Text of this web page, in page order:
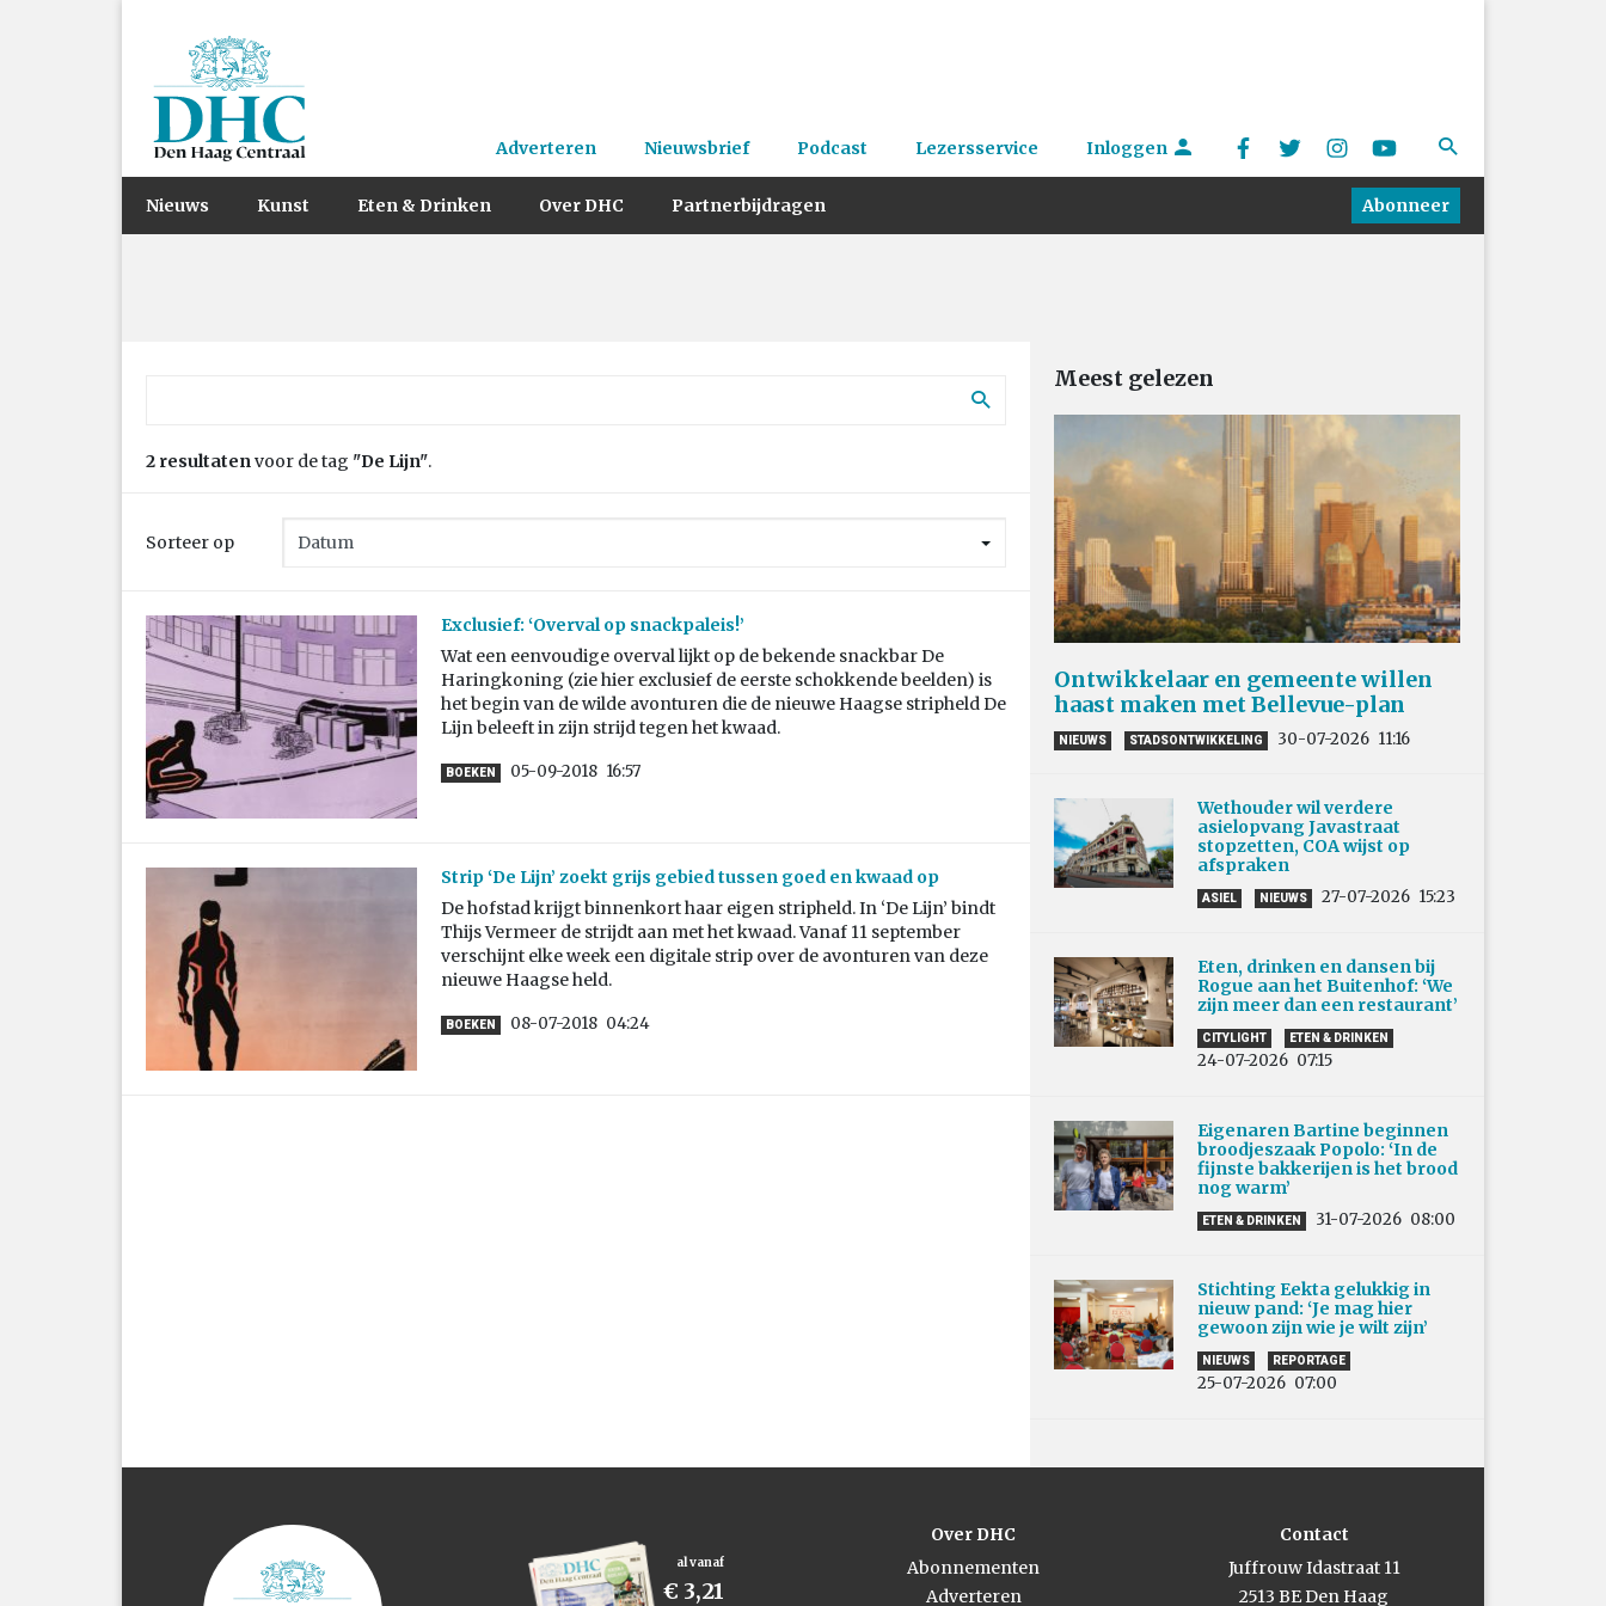
Adverteren Nieuwsbrief Podcast Lezersservice Inloggen
Nieuws Kunst Eten & Drinken Over DHC Partnerbijdragen Abonneer
2 resultatenvoor de tag "De Lijn".
Sorteer op
Exclusief: ‘Overval op snackpaleis!’
Wat een eenvoudige overval lijkt op de bekende snackbar De
Haringkoning (zie hier exclusief de eerste schokkende beelden) is
het begin van de wilde avonturen die de nieuwe Haagse stripheld De
Lijn beleeft in zijn strijd tegen het kwaad.
BOEKEN 05-09-2018 16:57
Strip ‘De Lijn’ zoekt grijs gebied tussen goed en kwaad op
De hofstad krijgt binnenkort haar eigen stripheld. In ‘De Lijn’ bindt
Thijs Vermeer de strijdt aan met het kwaad. Vanaf 11 september
verschijnt elke week een digitale strip over de avonturen van deze
nieuwe Haagse held.
BOEKEN 08-07-2018 04:24
Meest gelezen
Ontwikkelaar en gemeente willen
haast maken met Bellevue-plan
NIEUWS STADSONTWIKKELING 30-07-2026 11:16
Wethouder wil verdere
asielopvang Javastraat
stopzetten, COA wijst op
afspraken
ASIEL NIEUWS 27-07-2026 15:23
Eten, drinken en dansen bij
Rogue aan het Buitenhof: ‘We
zijn meer dan een restaurant’
CITYLIGHT ETEN & DRINKEN
24-07-2026 07:15
Eigenaren Bartine beginnen
broodjeszaak Popolo: ‘In de
fijnste bakkerijen is het brood
nog warm’
ETEN & DRINKEN 31-07-2026 08:00
Stichting Eekta gelukkig in
nieuw pand: ‘Je mag hier
gewoon zijn wie je wilt zijn’
NIEUWS REPORTAGE
25-07-2026 07:00
al vanaf
€ 3,21
Over DHC
Abonnementen
Adverteren
Contact
Juffrouw Idastraat 11
2513 BE Den Haag